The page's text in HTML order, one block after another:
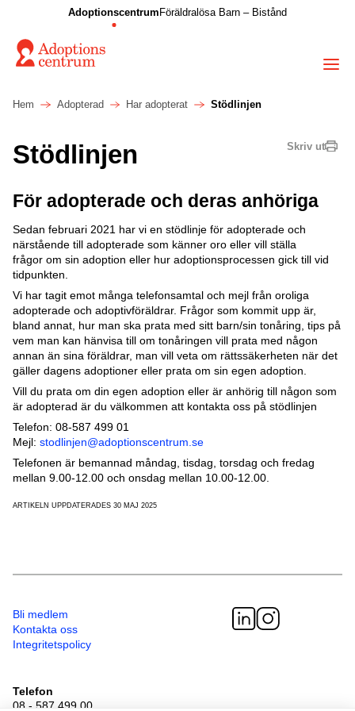
Adoptionscentrum Föräldralösa Barn – Bistånd
Hem Adopterad Har adopterat Stödlinjen
Skriv ut
Stödlinjen
För adopterade och deras anhöriga
Sedan februari 2021 har vi en stödlinje för adopterade och
närstående till adopterade som känner oro eller vill ställa
frågor om sin adoption eller hur adoptionsprocessen gick till vid
tidpunkten.
Vi har tagit emot många telefonsamtal och mejl från oroliga
adopterade och adoptivföräldrar. Frågor som kommit upp är,
bland annat, hur man ska prata med sitt barn/sin tonåring, tips på
vem man kan hänvisa till om tonåringen vill prata med någon
annan än sina föräldrar, man vill veta om rättssäkerheten när det
gäller dagens adoptioner eller prata om sin egen adoption.
Vill du prata om din egen adoption eller är anhörig till någon som
är adopterad är du välkommen att kontakta oss på stödlinjen
Telefon: 08-587 499 01
Mejl: stodlinjen@adoptionscentrum.se
Telefonen är bemannad måndag, tisdag, torsdag och fredag
mellan 9.00-12.00 och onsdag mellan 10.00-12.00.
ARTIKELN UPPDATERADES 30 MAJ 2025
Bli medlem
Kontakta oss
Integritetspolicy
Telefon
08 - 587 499 00